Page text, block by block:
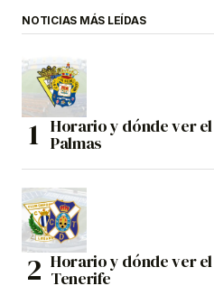
NOTICIAS MÁS LEÍDAS
Horario y dónde ver el
Palmas
Horario y dónde ver el
Tenerife